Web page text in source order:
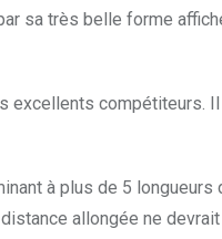
sa très belle forme
excellents
à plus de 5 longueurs
allongée ne